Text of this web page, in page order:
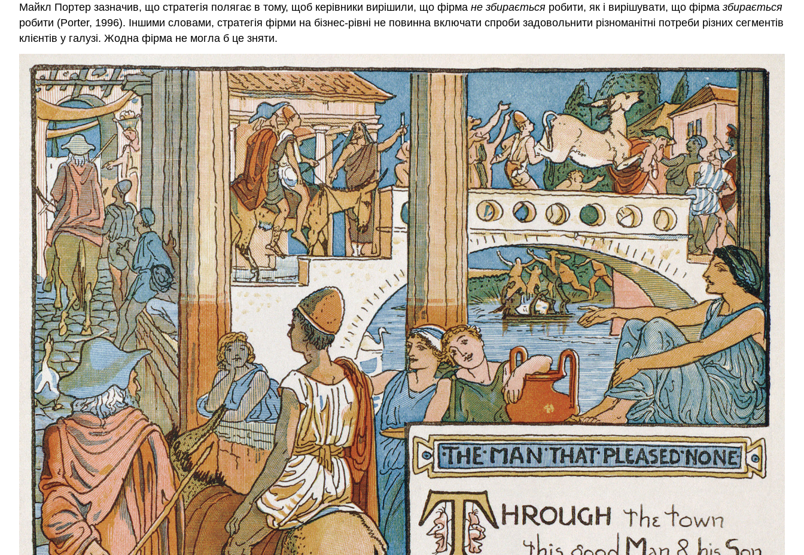
Майкл Портер зазначив, що стратегія полягає в тому, щоб керівники вирішили, що фірма не збирається робити, як і вирішувати, що фірма збирається
робити (Porter, 1996). Іншими словами, стратегія фірми на бізнес-рівні не повинна включати спроби задовольнити різноманітні потреби різних сегментів
клієнтів у галузі. Жодна фірма не могла б це зняти.